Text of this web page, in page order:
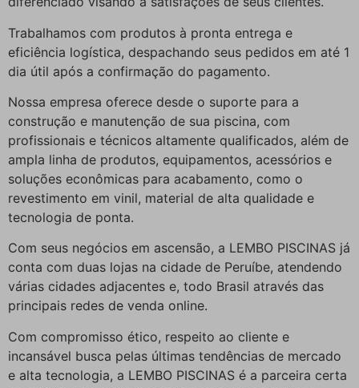
Trabalhamos com produtos à pronta entrega e
eficiência logística, despachando seus pedidos em até 1
dia útil após a confirmação do pagamento.
Nossa empresa oferece desde o suporte para a
construção e manutenção de sua piscina, com
profissionais e técnicos altamente qualificados, além de
ampla linha de produtos, equipamentos, acessórios e
soluções econômicas para acabamento, como o
revestimento em vinil, material de alta qualidade e
tecnologia de ponta.
Com seus negócios em ascensão, a LEMBO PISCINAS já
conta com duas lojas na cidade de Peruíbe, atendendo
várias cidades adjacentes e, todo Brasil através das
principais redes de venda online.
Com compromisso ético, respeito ao cliente e
incansável busca pelas últimas tendências de mercado
e alta tecnologia, a LEMBO PISCINAS é a parceira certa